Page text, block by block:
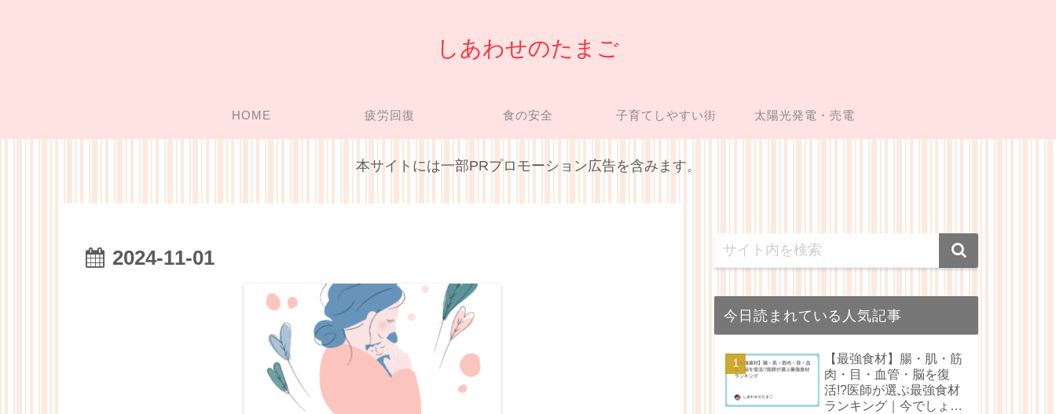
しあわせのたまご
HOME 疲労回復 食の安全 子育てしやすい街 太陽光発電・売電
本サイトには一部PRプロモーション広告を含みます。
2024-11-01
今日読まれている人気記事
【最強食材】腸・肌・筋
肉・目・血管・脳を復
活!?医師が選ぶ最強食材
ランキング｜今でしょ！